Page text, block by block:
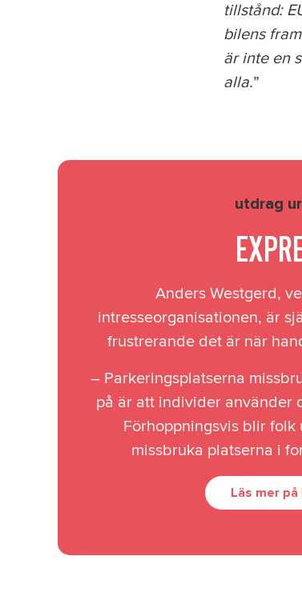
tillstånd:
bilens
är inte en
alla.”
utdrag
Anders Westgerd,
intresseorganisationen, är
frustrerande det är när
– Parkeringsplatserna
på är att individer använder
Förhoppningsvis blir
missbruka platserna i
Läs mer